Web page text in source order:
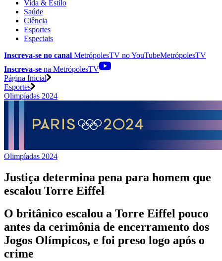
Vida & Estilo
Saúde
Ciência
Esportes
Especiais
Inscreva-se no canal MetrópolesTV noYouTubeMetrópolesTV
Inscreva-se na MetrópolesTV
Página Inicial
Esportes
Olimpíadas 2024
Olimpíadas 2024
Justiça determina pena para homem que
escalou Torre Eiffel
O britânico escalou a Torre Eiffel pouco
antes da cerimônia de encerramento dos
Jogos Olímpicos, e foi preso logo após o
crime